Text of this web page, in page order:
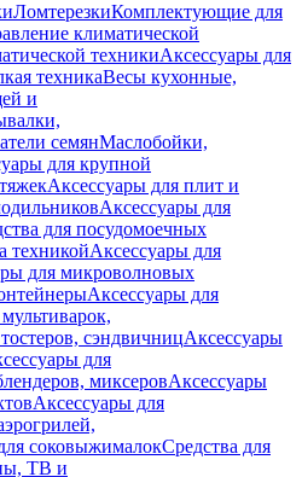
ЛомтерезкиКомплектующие для
климатической
техникиАксессуары для
техникаВесы кухонные,
и
семянМаслобойки,
для крупной
Аксессуары для плит и
Аксессуары для
для посудомоечных
техникойАксессуары для
для микроволновых
Аксессуары для
сэндвичницАксессуары
для
миксеровАксессуары
Аксессуары для
соковыжималокСредства для
ТВ и